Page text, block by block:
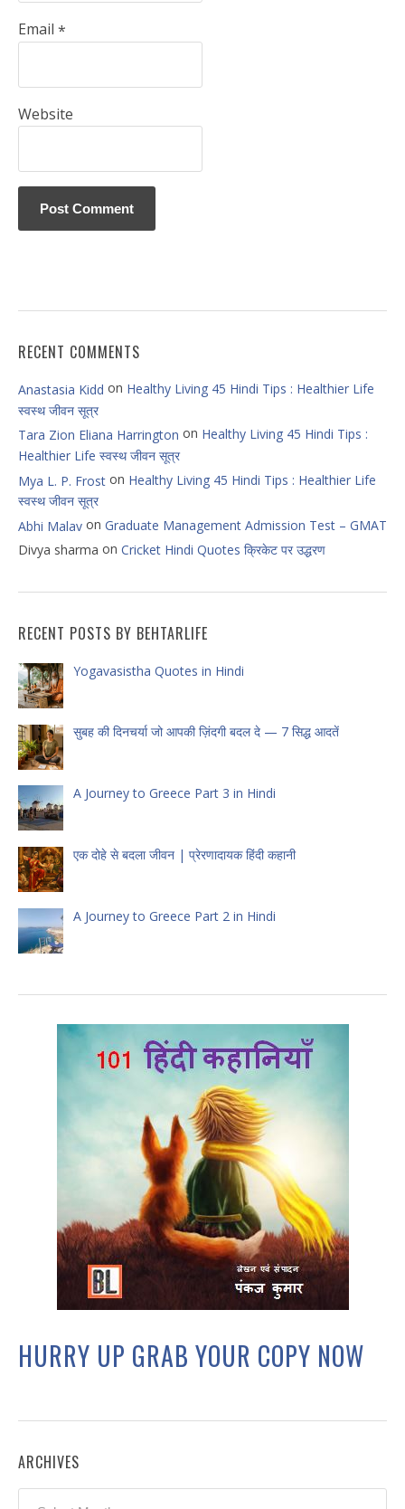
Email *
Website
RECENT COMMENTS
Anastasia Kidd on Healthy Living 45 Hindi Tips : Healthier Life
स्वस्थ जीवन सूत्र
Tara Zion Eliana Harrington on Healthy Living 45 Hindi Tips :
Healthier Life स्वस्थ जीवन सूत्र
Mya L. P. Frost on Healthy Living 45 Hindi Tips : Healthier Life
स्वस्थ जीवन सूत्र
Abhi Malav on Graduate Management Admission Test – GMAT
Divya sharma on Cricket Hindi Quotes क्रिकेट पर उद्धरण
RECENT POSTS BY BEHTARLIFE
Yogavasistha Quotes in Hindi
सुबह की दिनचर्या जो आपकी ज़िंदगी बदल दे — 7 सिद्ध आदतें
A Journey to Greece Part 3 in Hindi
एक दोहे से बदला जीवन | प्रेरणादायक हिंदी कहानी
A Journey to Greece Part 2 in Hindi
HURRY UP GRAB YOUR COPY NOW
ARCHIVES